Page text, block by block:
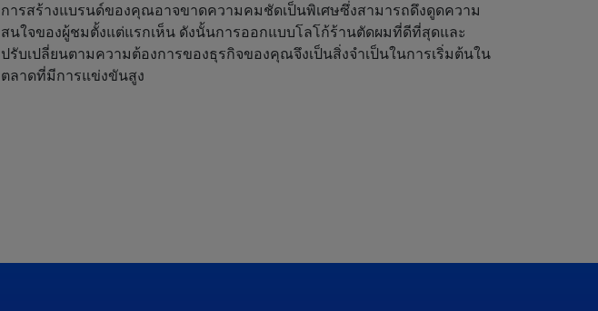
การสร้างแบรนด์ของคุณอาจขาดความคมชัดเป็นพิเศษซึ่งสามารถดึงดูดความ
สนใจของผู้ชมตั้งแต่แรกเห็น ดังนั้นการออกแบบโลโก้ร้านตัดผมที่ดีที่สุดและ
ปรับเปลี่ยนตามความต้องการของธุรกิจของคุณจึงเป็นสิ่งจำเป็นในการเริ่มต้นใน
ตลาดที่มีการแข่งขันสูง